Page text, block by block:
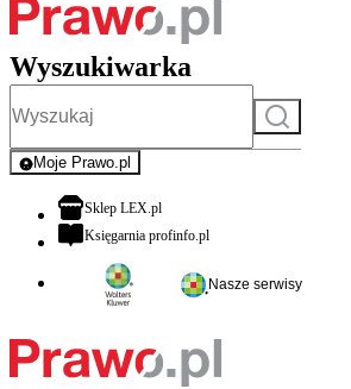
Wyszukiwarka
Szukaj
Moje Prawo.pl
- rejestracja i logowanie do serwisu
Sklep LEX.plotwiera się w nowej karcie
Księgarnia profinfo.plotwiera się w nowej karcie
Nasze serwisy